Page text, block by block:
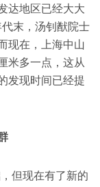
达地区已经大大
末，汤钊猷院士
现在，上海中山
米多一点，这从
发现时间已经提
但现在有了新的